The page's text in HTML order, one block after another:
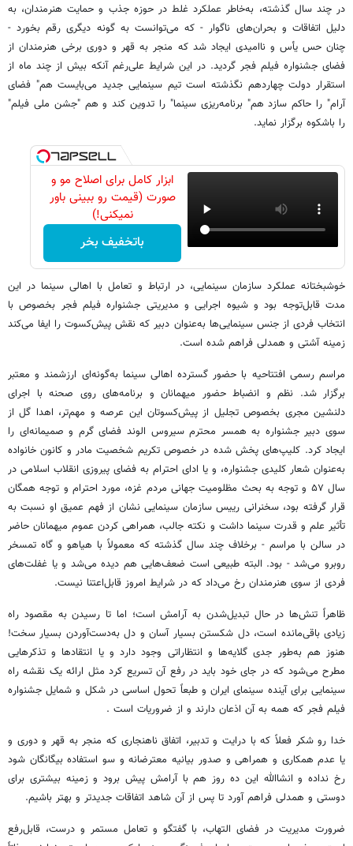
در چند سال گذشته، به‌خاطر عملکرد غلط در حوزه جذب و حمایت هنرمندان، به
دلیل اتفاقات و بحران‌های ناگوار - که می‌توانست به گونه دیگری رقم بخورد -
چنان حس یأس و ناامیدی ایجاد شد که منجر به قهر و دوری برخی هنرمندان از
فضای جشنواره فیلم فجر گردید. در این شرایط علی‌رغم آنکه بیش از چند ماه از
استقرار دولت چهاردهم نگذشته است تیم سینمایی جدید می‌بایست هم" فضای
آرام" را حاکم سازد هم" برنامه‌ریزی سینما" را تدوین کند و هم "جشن ملی فیلم"
را باشکوه برگزار نماید.
ابزار کامل برای اصلاح مو و
صورت (قیمت رو ببینی باور
نمیکنی!)
باتخفیف بخر
خوشبختانه عملکرد سازمان سینمایی، در ارتباط و تعامل با اهالی سینما در این
مدت قابل‌توجه بود و شیوه اجرایی و مدیریتی جشنواره فیلم فجر بخصوص با
انتخاب فردی از جنس سینمایی‌ها به‌عنوان دبیر که نقش پیش‌کسوت را ایفا می‌کند
زمینه آشتی و همدلی فراهم شده است.
مراسم رسمی افتتاحیه با حضور گسترده اهالی سینما به‌گونه‌ای ارزشمند و معتبر
برگزار شد. نظم و انضباط حضور میهمانان و برنامه‌های روی صحنه با اجرای
دلنشین مجری بخصوص تجلیل از پیش‌کسوتان این عرصه و مهم‌تر، اهدا گل از
سوی دبیر جشنواره به همسر محترم سیروس الوند فضای گرم و صمیمانه‌ای را
ایجاد کرد. کلیپ‌های پخش شده در خصوص تکریم شخصیت مادر و کانون خانواده
به‌عنوان شعار کلیدی جشنواره، و یا ادای احترام به فضای پیروزی انقلاب اسلامی در
سال ۵۷ و توجه به بحث مظلومیت جهانی مردم غزه، مورد احترام و توجه همگان
قرار گرفته بود، سخنرانی رییس سازمان سینمایی نشان از فهم عمیق او نسبت به
تأثیر علم و قدرت سینما داشت و نکته جالب، همراهی کردن عموم میهمانان حاضر
در سالن با مراسم - برخلاف چند سال گذشته که معمولاً با هیاهو و گاه تمسخر
روبرو می‌شد - بود. البته طبیعی است ضعف‌هایی هم دیده می‌شد و یا غفلت‌های
فردی از سوی هنرمندان رخ می‌داد که در شرایط امروز قابل‌اعتنا نیست.
ظاهراً تنش‌ها در حال تبدیل‌شدن به آرامش است؛ اما تا رسیدن به مقصود راه
زیادی باقی‌مانده است، دل شکستن بسیار آسان و دل به‌دست‌آوردن بسیار سخت!
هنوز هم به‌طور جدی گلایه‌ها و انتظاراتی وجود دارد و یا انتقادها و تذکرهایی
مطرح می‌شود که در جای خود باید در رفع آن تسریع کرد مثل ارائه یک نقشه راه
سینمایی برای آینده سینمای ایران و طبعاً تحول اساسی در شکل و شمایل جشنواره
فیلم فجر که همه به آن اذعان دارند و از ضروریات است .
خدا رو شکر فعلاً که با درایت و تدبیر، اتفاق ناهنجاری که منجر به قهر و دوری و
یا عدم همکاری و همراهی و صدور بیانیه معترضانه و سو استفاده بیگانگان شود
رخ نداده و انشاالله این ده روز هم با آرامش پیش برود و زمینه بیشتری برای
دوستی و همدلی فراهم آورد تا پس از آن شاهد اتفاقات جدیدتر و بهتر باشیم.
ضرورت مدیریت در فضای التهاب، با گفتگو و تعامل مستمر و درست، قابل‌رفع